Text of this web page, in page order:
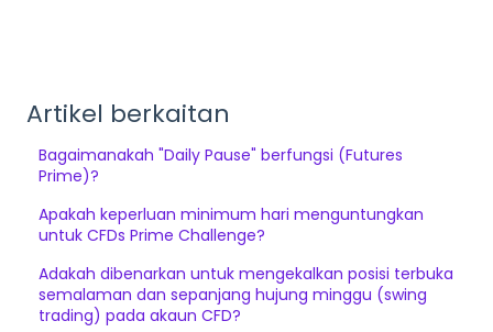
Artikel berkaitan
Bagaimanakah "Daily Pause" berfungsi (Futures
Prime)?
Apakah keperluan minimum hari menguntungkan
untuk CFDs Prime Challenge?
Adakah dibenarkan untuk mengekalkan posisi terbuka
semalaman dan sepanjang hujung minggu (swing
trading) pada akaun CFD?